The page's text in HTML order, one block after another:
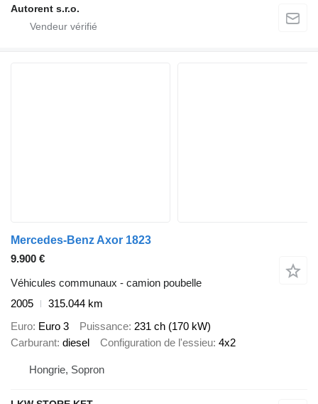
Autorent s.r.o.
Mercedes-Benz Axor 1823
9.900 €
Véhicules communaux - camion poubelle
2005
315.044 km
Euro Euro 3 Puissance 231 ch (170 kW)
Carburant diesel Configuration de l'essieu 4x2
Hongrie, Sopron